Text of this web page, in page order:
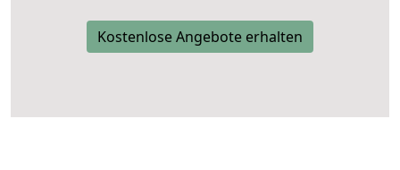
Kostenlose Angebote erhalten